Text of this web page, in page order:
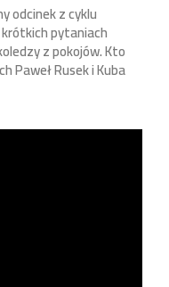
odcinek z cyklu
pytaniach
z pokojów. Kto
Paweł Rusek i Kuba